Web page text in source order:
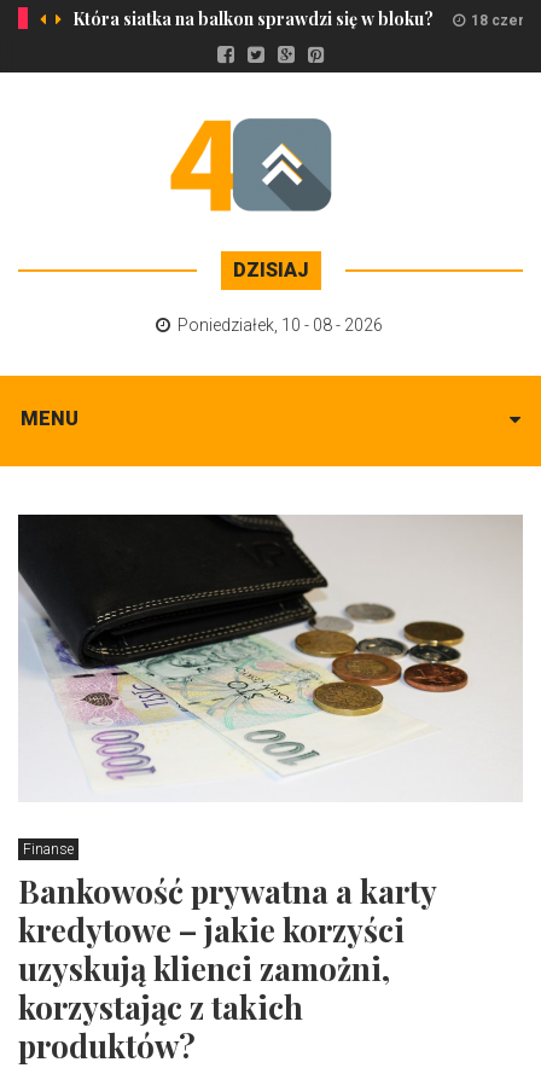
Która siatka na balkon sprawdzi się w bloku? 18
DZISIAJ
Poniedziałek 10 - 08 - 2026
MENU
Finanse
Bankowość prywatna a karty
kredytowe – jakie korzyści
uzyskują klienci zamożni,
korzystając z takich
produktów?